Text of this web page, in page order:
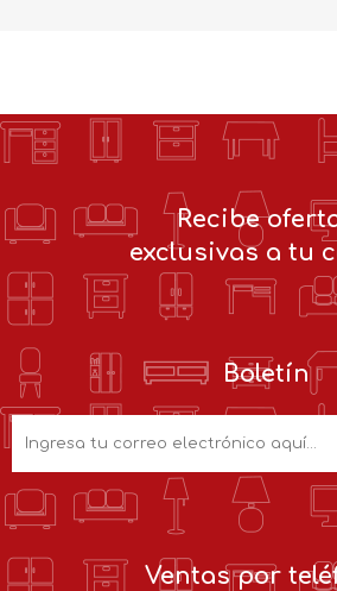
Recibe
exclusivas a tu
Boletín
Ventas por